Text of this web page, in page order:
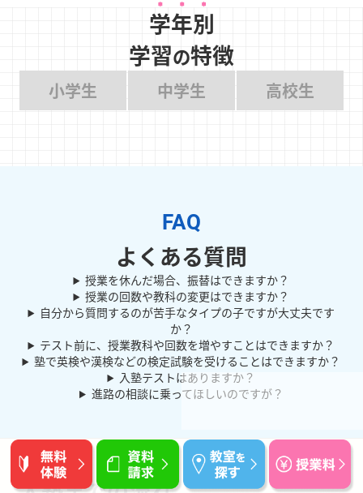
学年別
学習の特徴
小学生 中学生 高校生
よくある質問
授業を休んだ場合、振替はできますか？
授業の回数や教科の変更はできますか？
自分から質問するのが苦手なタイプの子ですが大丈夫です
か？
テスト前に、授業教科や回数を増やすことはできますか？
塾で英検や漢検などの検定試験を受けることはできますか？
入塾テストはありますか？
進路の相談に乗ってほしいのですが？